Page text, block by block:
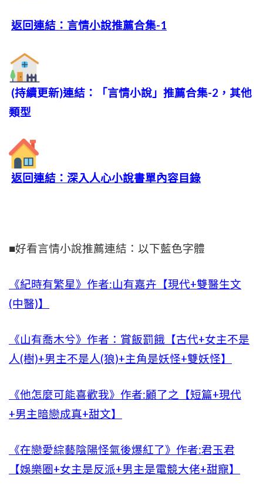
返回連結：言情小說推薦合集-1
(持續更新)連結：「言情小說」推薦合集-2，其他
類型
返回連結：深入人心小說書單內容目錄
■好看言情小說推薦連結：以下藍色字體
《紀時有繁星》作者:山有嘉卉【現代+雙醫生文
(中醫)】
《山有喬木兮》作者：賞飯罰餓【古代+女主不是
人(樹)+男主不是人(狼)+主角是妖怪+雙妖怪】
《他怎麼可能喜歡我》作者:顧了之【短篇+現代
+男主暗戀成真+甜文】
《在戀愛綜藝陰陽怪氣後爆紅了》作者:君玉君
【娛樂圈+女主是反派+男主是電競大佬+甜寵】